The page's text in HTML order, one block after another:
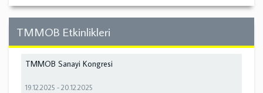
TMMOB Etkinlikleri
TMMOB Sanayi Kongresi
19.12.2025 -20.12.2025